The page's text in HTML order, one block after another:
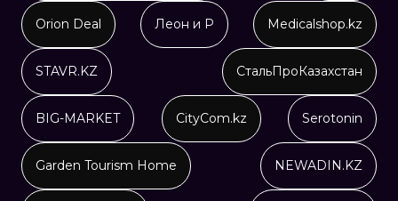
Orion Deal Леон и Р Medicalshop.kz
STAVR.KZ СтальПроКазахстан
BIG-MARKET CityCom.kz Serotonin
Garden Tourism Home NEWADIN.KZ